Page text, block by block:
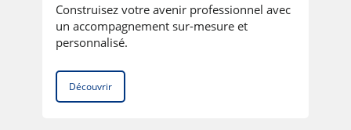
Construisez votre avenir professionnel avec
un accompagnement sur-mesure et
personnalisé.
Découvrir